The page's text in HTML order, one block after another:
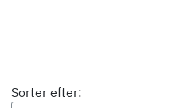
Sorter efter: